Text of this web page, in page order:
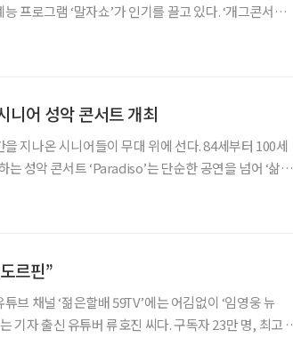
니어 성악 콘서트 개최
지나온 시니어들이 무대 위에 선다. 84세부터 100세
성악 콘서트 ‘Paradiso’는 단순한 공연을 넘어 ‘삶의
르핀”
튜버 류호진 씨다. 구독자 23만 명, 최고 조